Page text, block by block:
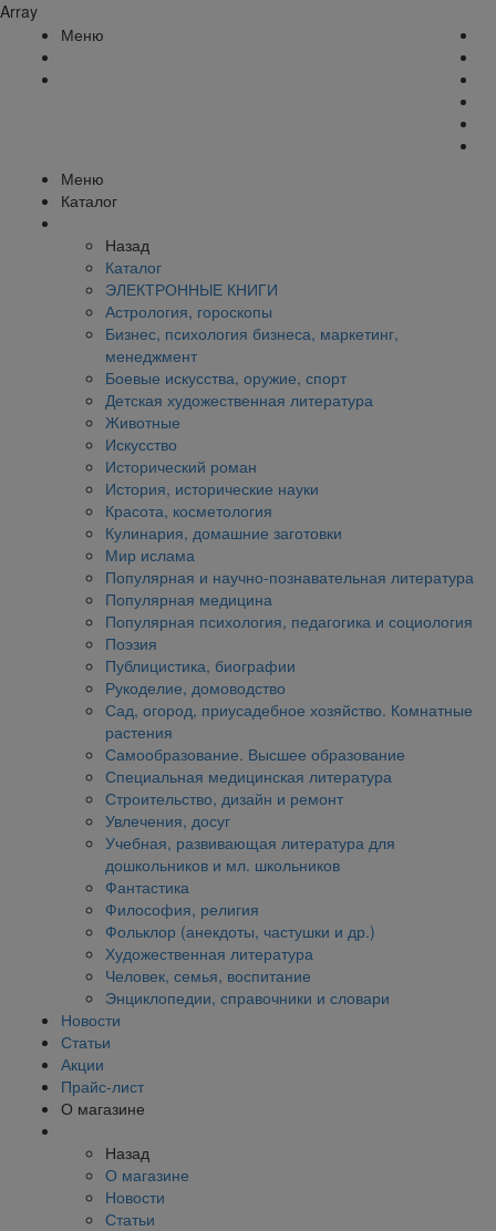
Array
Меню
Меню
Каталог
Назад
Каталог
ЭЛЕКТРОННЫЕ КНИГИ
Астрология, гороскопы
Бизнес, психология бизнеса, маркетинг,
менеджмент
Боевые искусства, оружие, спорт
Детская художественная литература
Животные
Искусство
Исторический роман
История, исторические науки
Красота, косметология
Кулинария, домашние заготовки
Мир ислама
Популярная и научно-познавательная литература
Популярная медицина
Популярная психология, педагогика и социология
Поэзия
Публицистика, биографии
Рукоделие, домоводство
Сад, огород, приусадебное хозяйство. Комнатные
растения
Самообразование. Высшее образование
Специальная медицинская литература
Строительство, дизайн и ремонт
Увлечения, досуг
Учебная, развивающая литература для
дошкольников и мл. школьников
Фантастика
Философия, религия
Фольклор (анекдоты, частушки и др.)
Художественная литература
Человек, семья, воспитание
Энциклопедии, справочники и словари
Новости
Статьи
Акции
Прайс-лист
О магазине
Назад
О магазине
Новости
Статьи